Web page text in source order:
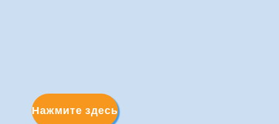
Нажмите здесь